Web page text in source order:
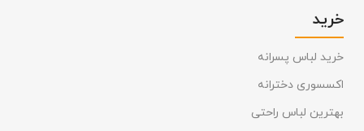
خرید
خرید لباس پسرانه
اکسسوری دخترانه
بهترین لباس راحتی